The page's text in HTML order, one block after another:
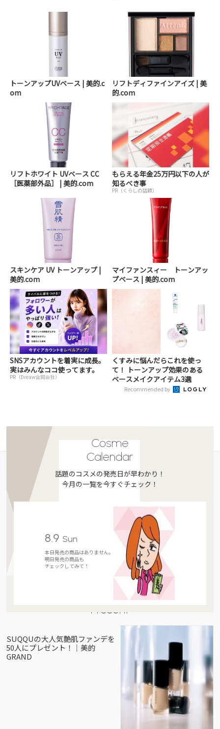
トーンアップUVベース | 美的.c
om
リフトディファインアイズ | 美
的.com
リフトホワイト UVベース CC
［医薬部外品］ | 美的.com
もらえる年金25万円以下の人が
知るべき事
PR（くらしの話題）
スキンケア UV トーンアップ |
美的.com
マイファンスィー トーンアッ
プベース | 美的.com
SNSアカウントを着実に成長。
実はみんなココ使ってます。
PR（Dreaw合同会社）
くすみに悩んだらこれを使っ
て！ トーンアップ効果のある
ベースメイクアイテム3選
Recommended by
Cosme
Calendar
話題のコスメの発売日が早わかり！
今月の一覧を今すぐチェック！
8.9 Sun
本日発売の商品はありません。
明日発売の商品も
チェックしてみて！
Present
SUQQUの大人気艶肌ファンデを
50人にプレゼント！｜美的
GRAND